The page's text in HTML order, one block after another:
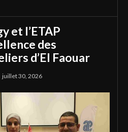
et l’ETAP
des
d’El Faouar
juillet 30, 2026